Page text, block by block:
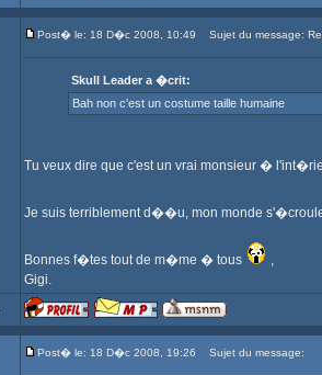
Post� le: 18 D�c 2008, 10:49 Sujet du message:
Skull Leader a �crit:
Bah non c'est un costume taille humaine
Tu veux dire que c'est un vrai monsieur �
Je suis terriblement d��u, mon monde
Bonnes f�tes tout de m�me � tous
,
Gigi.
Post� le: 18 D�c 2008, 19:26 Sujet du message: